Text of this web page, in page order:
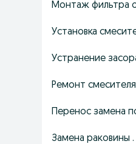
Монтаж фильтра
Установка
Устранение
Ремонт смесителя
Перенос замена
Замена раковины .